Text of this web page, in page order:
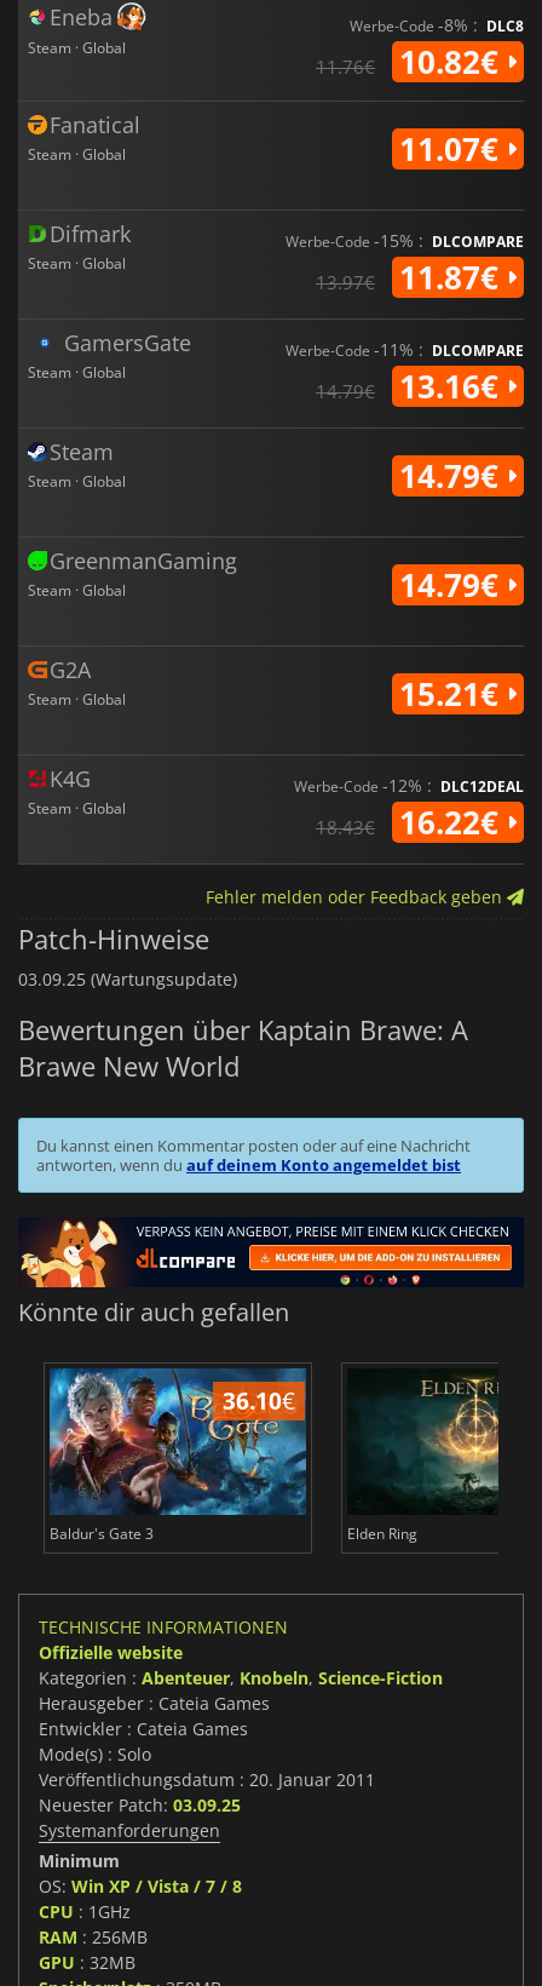
Eneba
Steam · Global
Werbe-Code -8% : DLC8
11.76€ 10.82€
Fanatical
Steam · Global 11.07€
Difmark
Steam · Global
Werbe-Code -15% : DLCOMPARE
13.97€ 11.87€
GamersGate
Steam · Global
Werbe-Code -11% : DLCOMPARE
14.79€ 13.16€
Steam
Steam · Global 14.79€
GreenmanGaming
Steam · Global 14.79€
G2A
Steam · Global 15.21€
K4G
Steam · Global
Werbe-Code -12% : DLC12DEAL
18.43€ 16.22€
Fehler melden oder Feedback geben
Patch-Hinweise
03.09.25 (Wartungsupdate)
Bewertungen über Kaptain Brawe: A
Brawe New World
Du kannst einen Kommentar posten oder auf eine Nachricht
antworten, wenn du auf deinem Konto angemeldet bist
Könnte dir auch gefallen
36.10€
Baldur's Gate 3 Elden Ring
TECHNISCHE INFORMATIONEN
Offizielle website
Kategorien : Abenteuer, Knobeln, Science-Fiction
Herausgeber : Cateia Games
Entwickler : Cateia Games
Mode(s) : Solo
Veröffentlichungsdatum : 20. Januar 2011
Neuester Patch: 03.09.25
Systemanforderungen
Minimum
OS: Win XP / Vista / 7 / 8
CPU : 1GHz
RAM : 256MB
GPU : 32MB